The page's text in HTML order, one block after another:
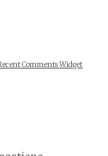
Comments Widget